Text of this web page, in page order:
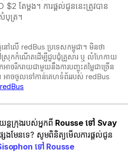
តែម្ដង។ ការផ្តល់ជូននេះត្រូវបាន
បុត្រ។​​
ៅលើ redBus ប្រទេសកម្ពុជា។ មិនថា
ស្រុកកំណើតដើម្បីជួបជុំគ្រួសារ ឬ លំហែកាយ
ាចរីករាយជាមួយនឹងការបញ្ចុះតម្លៃជាច្រើន
អាចចូលទៅកាន់គេហទំព័ររបស់ redBus
ន្តក្រុងរបស់អ្នកពី Rousse ទៅ Svay
សេងមែនទេ? សូមពិនិត្យមើលការផ្តល់ជូន
ទៅ Rousse